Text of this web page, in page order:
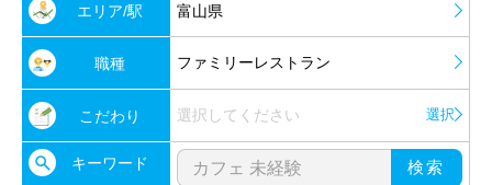
エリア/駅 富山県
職種 ファミリーレストラン
こだわり 選択してください 選択
キーワード 検索